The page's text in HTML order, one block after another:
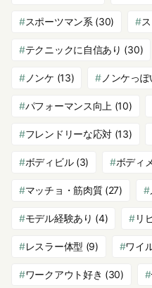
スポーツマン系 (30)
テクニックに自信あり (30)
ノンケ (13) ノンケっ
パフォーマンス向上 (10)
フレンドリーな応対 (13)
ボディビル(3) ボディ
マッチョ・筋肉質(27)
モデル経験あり (4) リ
レスラー体型 (9) ワイ
ワークアウト好き (30)